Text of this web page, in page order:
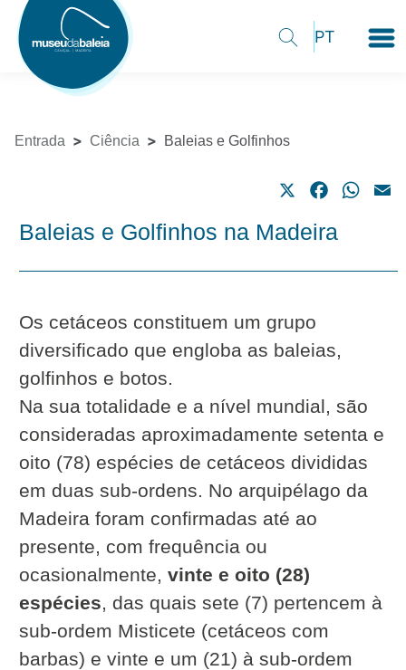
Entrada Ciência Baleias e Golfinhos
X Facebook
Baleias e Golfinhos na Madeira
Os cetáceos constituem um grupo
diversificado que engloba as baleias,
golfinhos e botos.
Na sua totalidade e a nível mundial, são
consideradas aproximadamente setenta e
oito (78) espécies de cetáceos divididas
em duas sub-ordens. No arquipélago da
Madeira foram confirmadas até ao
presente, com frequência ou
ocasionalmente,vinte e oito (28)
espécies, das quais sete (7) pertencem à
sub-ordem Misticete (cetáceos com
barbas) e vinte e um (21) à sub-ordem